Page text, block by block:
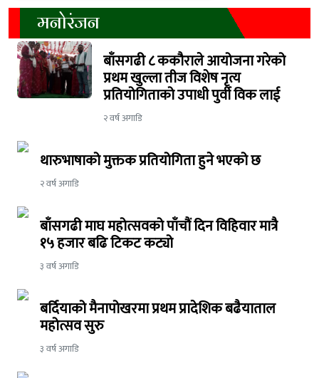
मनोरंजन
बाँसगढी ८ ककौराले आयोजना गरेको
प्रथम खुल्ला तीज विशेष नृत्य
प्रतियोगिताको उपाधी पुर्वी विक लाई
२ वर्ष अगाडि
थारुभाषाको मुक्तक प्रतियोगिता हुने भएको छ
२ वर्ष अगाडि
बाँसगढी माघ महोत्सवको पाँचौं दिन विहिवार मात्रै
१५ हजार बढि टिकट कट्यो
३ वर्ष अगाडि
बर्दियाको मैनापोखरमा प्रथम प्रादेशिक बढैयाताल
महोत्सव सुरु
३ वर्ष अगाडि